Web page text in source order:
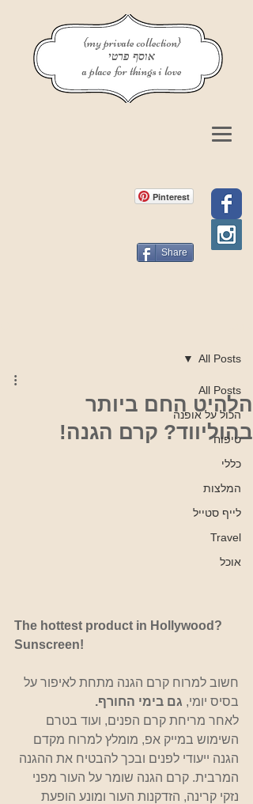
{my private collection}
אוסף פרטי
a place for things i love
Pinterest
Share
All Posts
הכול על אופנה
טיפוח
כללי
המלצות
לייף סטייל
Travel
אוכל
All Posts
הלהיט החם ביותר
בהוליווד? קרם הגנה!
The hottest product in Hollywood?
Sunscreen!
חשוב למרוח קרם הגנה מתחת לאיפור על
בסיס יומי, גם בימי החורף.
לאחר מריחת קרם הפנים, ועוד בטרם
השימוש במייק אפ, מומלץ למרוח מקדם
הגנה ייעודי לפנים ובכך להבטיח את ההגנה
המרבית. קרם הגנה שומר על העור מפני
נזקי קרינה, הזדקנות העור ומונע הופעת